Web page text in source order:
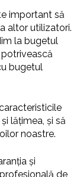
important să
altor utilizatori.
la bugetul
bugetul
lățimea, și să
noastre.
și
de